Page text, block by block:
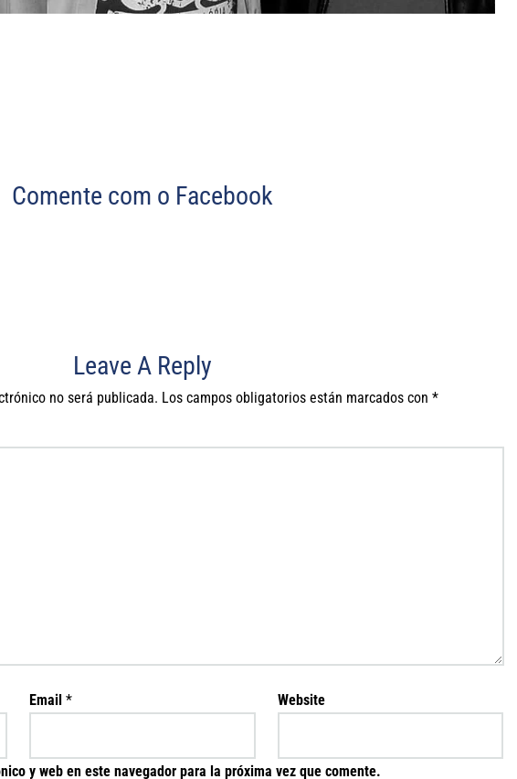
Comente com o Facebook
Leave A Reply
no será publicada. Los campos obligatorios están marcados con*
Email * Website
y web en este navegador para la próxima vez que comente.